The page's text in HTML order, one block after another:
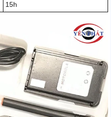
15h